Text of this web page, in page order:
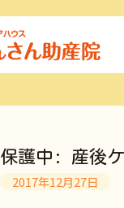
保護中: 産後
2017年12月27日